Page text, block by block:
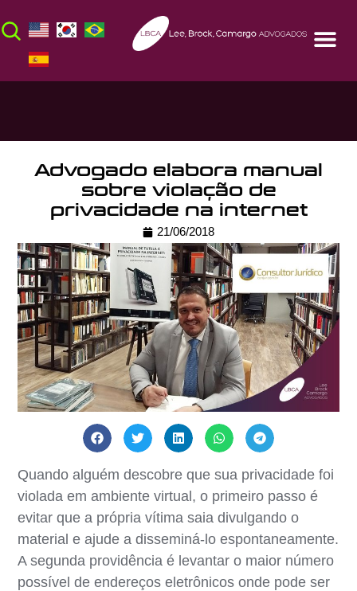
Advogado elabora manual
sobre violação de
privacidade na internet
21/06/2018
Quando alguém descobre que sua privacidade foi
violada em ambiente virtual, o primeiro passo é
evitar que a própria vítima saia divulgando o
material e ajude a disseminá-lo espontaneamente.
A segunda providência é levantar o maior número
possível de endereços eletrônicos onde pode ser